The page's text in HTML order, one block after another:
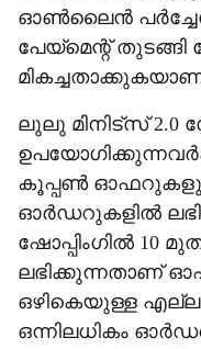
ഓൺലൈൻ
പേയ്‌മെന്റ്
ലുലു മിനിട്സ് 2.0
കൂപ്പൺ ഓഫറുകളും
ഓർഡറുകളിൽ
ഷോപ്പിംഗിൽ 10
ലഭിക്കുന്നതാണ്
ഒഴികെയുള്ള
ഒന്നിലധികം